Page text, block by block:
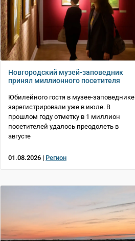
Новгородский музей-заповедник
принял миллионного посетителя
Юбилейного гостя в музее-заповеднике
зарегистрировали уже в июле. В
прошлом году отметку в 1 миллион
посетителей удалось преодолеть в
августе
01.08.2026 | Регион